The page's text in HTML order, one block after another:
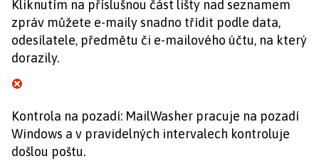
Kliknutím na příslušnou část lišty nad seznamem
zpráv můžete e-maily snadno třídit podle data,
odesílatele, předmětu či e-mailového účtu, na který
dorazily.
Kontrola na pozadí: MailWasher pracuje na pozadí
Windows a v pravidelných intervalech kontroluje
došlou poštu.